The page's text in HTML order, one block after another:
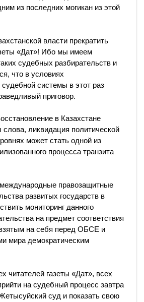
из последних могикан из этой
власти прекратить
«Дат»! Ибо мы имеем
судебных разбирательств и
что в условиях
судебной системы в этот раз
приговор.
в Казахстане
ликвидация политической
может стать одной из
процесса транзита
правозащитные
развитых государств в
мониторинг данного
на предмет соответствия
на себя перед ОБСЕ и
мира демократическим
читателей газеты «Дат», всех
на судебный процесс завтра
суд и показать свою